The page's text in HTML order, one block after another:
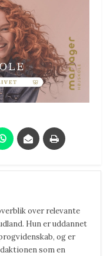
over relevante
Hun er uddannet
og er
som en